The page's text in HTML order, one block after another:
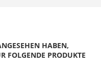
HABEN,
FOLGENDE PRODUKTE